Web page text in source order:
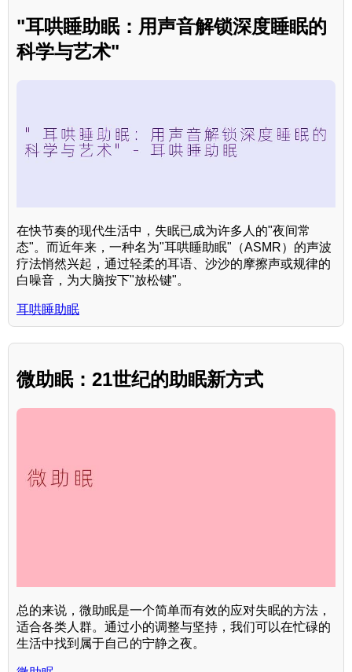
"耳哄睡助眠：用声音解锁深度睡眠的
科学与艺术"
在快节奏的现代生活中，失眠已成为许多人的"夜间常
态"。而近年来，一种名为"耳哄睡助眠"（ASMR）的声波
疗法悄然兴起，通过轻柔的耳语、沙沙的摩擦声或规律的
白噪音，为大脑按下"放松键"。
耳哄睡助眠
微助眠：21世纪的助眠新方式
总的来说，微助眠是一个简单而有效的应对失眠的方法，
适合各类人群。通过小的调整与坚持，我们可以在忙碌的
生活中找到属于自己的宁静之夜。